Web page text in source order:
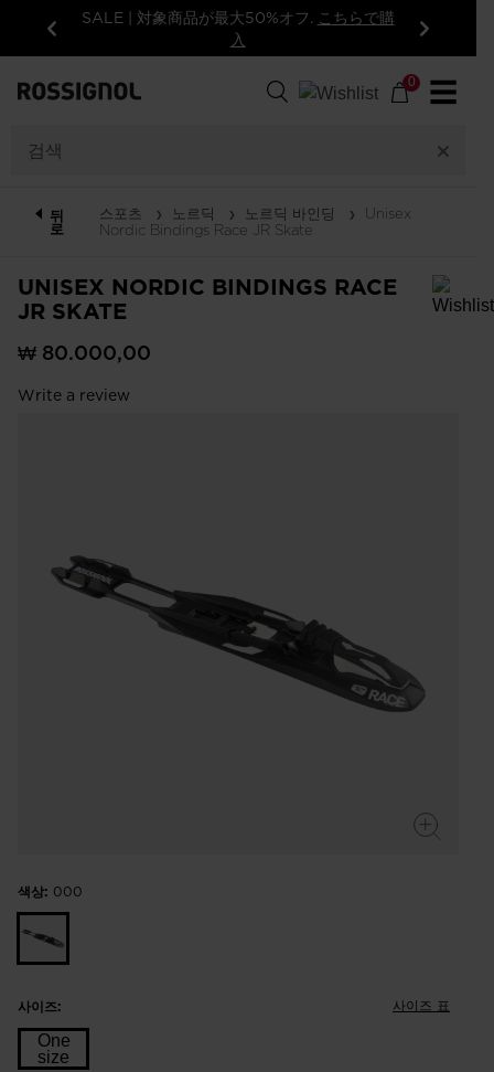
이
SALE | 対象商品が最大50%オフ. こちらで購
入
다
0 ☰
뒤
로
스포츠 노르딕 노르딕 바인딩
Unisex
Nordic Bindings Race JR Skate
UNISEX NORDIC BINDINGS RACE
JR SKATE
In order to add a product to the wishlist, please select a size
₩ 80.000,00
Write a review
색상: 000
사이즈:
사이즈 표
One
size